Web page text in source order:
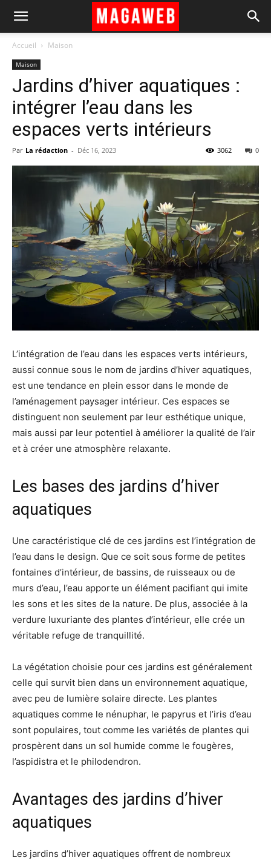
Accueil Maison
Maison
Jardins d’hiver aquatiques :
intégrer l’eau dans les
espaces verts intérieurs
Par La rédaction - Déc 16, 2023 0
3062
L’intégration de l’eau dans les espaces verts intérieurs,
aussi connue sous le nom de jardins d’hiver aquatiques,
est une tendance en plein essor dans le monde de
l’aménagement paysager intérieur. Ces espaces se
distinguent non seulement par leur esthétique unique,
mais aussi par leur potentiel à améliorer la qualité de l’air
et à créer une atmosphère relaxante.
Les bases des jardins d’hiver
aquatiques
Une caractéristique clé de ces jardins est l’intégration de
l’eau dans le design. Que ce soit sous forme de petites
fontaines d’intérieur, de bassins, de ruisseaux ou de
murs d’eau, l’eau apporte un élément pacifiant qui imite
les sons et les sites de la nature. De plus, associée à la
verdure luxuriante des plantes d’intérieur, elle crée un
véritable refuge de tranquillité.
La végétation choisie pour ces jardins est généralement
celle qui survit bien dans un environnement aquatique,
avec peu de lumière solaire directe. Les plantes
aquatiques comme le nénuphar, le papyrus et l’iris d’eau
sont populaires, tout comme les variétés de plantes qui
prospèrent dans un sol humide comme le fougères,
l’aspidistra et le philodendron.
Avantages des jardins d’hiver
aquatiques
Les jardins d’hiver aquatiques offrent de nombreux